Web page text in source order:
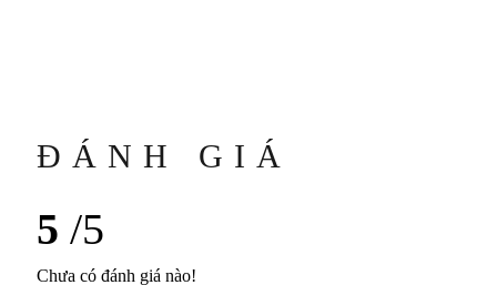
ĐÁNH GIÁ
5 /5
Chưa có đánh giá nào!